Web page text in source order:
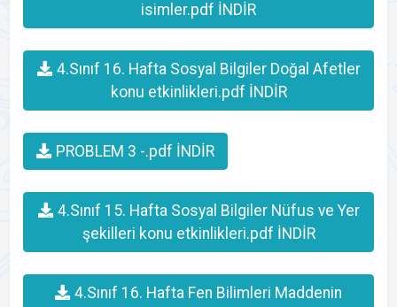
isimler.pdf İNDİR
4.Sınıf 16. Hafta Sosyal Bilgiler Doğal Afetler
konu etkinlikleri.pdf İNDİR
PROBLEM 3 -.pdf İNDİR
4.Sınıf 15. Hafta Sosyal Bilgiler Nüfus ve Yer
şekilleri konu etkinlikleri.pdf İNDİR
4.Sınıf 16. Hafta Fen Bilimleri Maddenin